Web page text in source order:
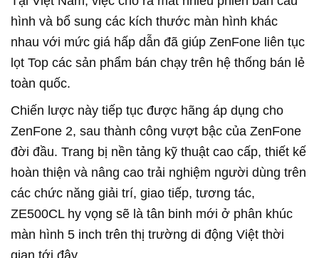
hình và bổ sung các kích thước màn hình khác
nhau với mức giá hấp dẫn đã giúp ZenFone liên tục
lọt Top các sản phẩm bán chạy trên hệ thống bán lẻ
toàn quốc.
Chiến lược này tiếp tục được hãng áp dụng cho
ZenFone 2, sau thành công vượt bậc của ZenFone
đời đầu. Trang bị nền tảng kỹ thuật cao cấp, thiết kế
hoàn thiện và nâng cao trải nghiệm người dùng trên
các chức năng giải trí, giao tiếp, tương tác,
ZE500CL hy vọng sẽ là tân binh mới ở phân khúc
màn hình 5 inch trên thị trường di động Việt thời
gian tới đây.